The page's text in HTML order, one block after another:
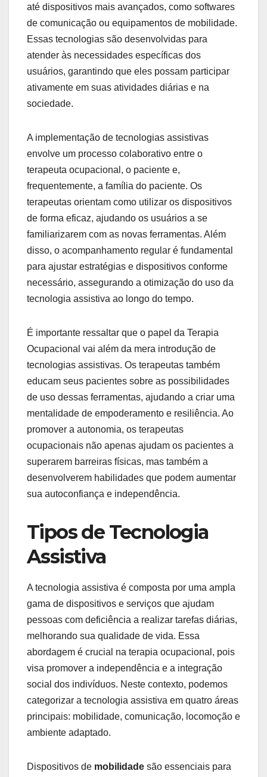
até dispositivos mais avançados, como softwares
de comunicação ou equipamentos de mobilidade.
Essas tecnologias são desenvolvidas para
atender às necessidades específicas dos
usuários, garantindo que eles possam participar
ativamente em suas atividades diárias e na
sociedade.
A implementação de tecnologias assistivas
envolve um processo colaborativo entre o
terapeuta ocupacional, o paciente e,
frequentemente, a família do paciente. Os
terapeutas orientam como utilizar os dispositivos
de forma eficaz, ajudando os usuários a se
familiarizarem com as novas ferramentas. Além
disso, o acompanhamento regular é fundamental
para ajustar estratégias e dispositivos conforme
necessário, assegurando a otimização do uso da
tecnologia assistiva ao longo do tempo.
É importante ressaltar que o papel da Terapia
Ocupacional vai além da mera introdução de
tecnologias assistivas. Os terapeutas também
educam seus pacientes sobre as possibilidades
de uso dessas ferramentas, ajudando a criar uma
mentalidade de empoderamento e resiliência. Ao
promover a autonomia, os terapeutas
ocupacionais não apenas ajudam os pacientes a
superarem barreiras físicas, mas também a
desenvolverem habilidades que podem aumentar
sua autoconfiança e independência.
Tipos de Tecnologia
Assistiva
A tecnologia assistiva é composta por uma ampla
gama de dispositivos e serviços que ajudam
pessoas com deficiência a realizar tarefas diárias,
melhorando sua qualidade de vida. Essa
abordagem é crucial na terapia ocupacional, pois
visa promover a independência e a integração
social dos indivíduos. Neste contexto, podemos
categorizar a tecnologia assistiva em quatro áreas
principais: mobilidade, comunicação, locomoção e
ambiente adaptado.
Dispositivos de mobilidade são essenciais para